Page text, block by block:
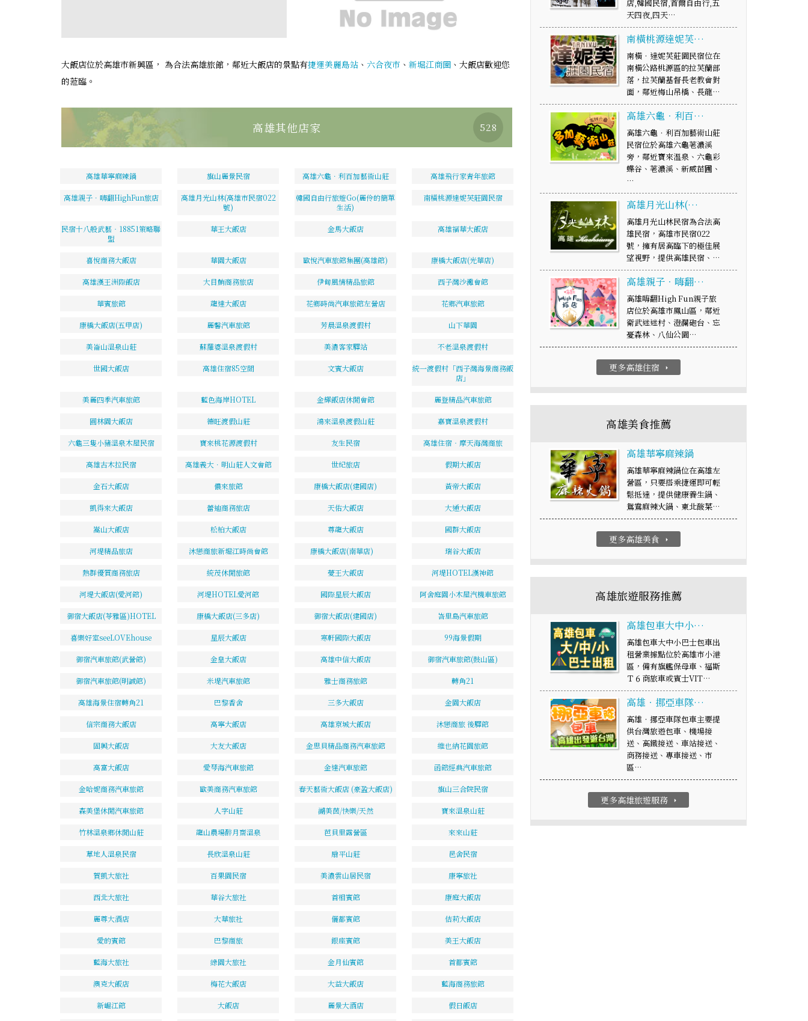
大飯店位於高雄市新興區， 為合法高雄旅館，鄰近大飯店的景點有捷運美麗島站 、 六合夜市 、 新堀江商圈 、大飯店歡迎您
的蒞臨。
高雄其他店家 528
高雄華寧麻辣鍋 旗山麗景民宿 高雄六龜．利百加藝術山莊 高雄飛行家青年旅館
高雄親子．嗨翻HighFun旅店
高雄月光山林(高雄市民宿022
號)
韓國自由行旅遊Go(麗伶的簡單
生活)
南橫桃源達妮芙莊園民宿
民宿十八般武藝‧18851策略聯
盟
華王大飯店 金馬大飯店 高雄福華大飯店
喜悅商務大飯店 華園大飯店 歐悅汽車旅館集團(高雄館) 康橋大飯店(光華店)
高雄漢王洲際飯店 大目鮪商務旅店 伊甸風情精品旅館 西子灣沙灘會館
華賓旅館 龍達大飯店 花鄉時尚汽車旅館左營店 花鄉汽車旅館
康橋大飯店(五甲店) 麗馨汽車旅館 芳晨溫泉渡假村 山下華園
美崙山溫泉山莊 蘇羅婆溫泉渡假村 美濃客家驛站 不老溫泉渡假村
世國大飯店 高雄住宿85空間 文賓大飯店
統一渡假村「西子灣海景商務飯
店」
美麗四季汽車旅館 藍色海岸HOTEL 金輝飯店休閒會館 麗登精品汽車旅館
圓林園大飯店 德旺渡假山莊 鴻來溫泉渡假山莊 嘉寶溫泉渡假村
六龜三隻小豬溫泉木屋民宿 寶來桃花源渡假村 友生民宿 高雄住宿‧摩天海灣商旅
高雄古木拉民宿 高雄義大．明山莊人文會館 世紀旅店 假期大飯店
金石大飯店 儂來旅館 康橋大飯店(建國店) 黃帝大飯店
凱得來大飯店 蕾迪商務旅店 天佑大飯店 大通大飯店
嵩山大飯店 松柏大飯店 尊龍大飯店 國群大飯店
河堤精品旅店 沐戀商旅新堀江時尚會館 康橋大飯店(南華店) 瑞谷大飯店
熱群優質商務旅店 統茂休閒旅館 薆王大飯店 河堤HOTEL漢神館
河堤大飯店(愛河館) 河堤HOTEL愛河館 國際星辰大飯店 阿舍庭園小木屋汽機車旅館
御宿大飯店(苓雅區)HOTEL 康橋大飯店(三多店) 御宿大飯店(建國店) 峇里島汽車旅館
喜樂好室seeLOVEhouse 星辰大飯店 寒軒國際大飯店 99海景假期
御宿汽車旅館(武營館) 金皇大飯店 高雄中信大飯店 御宿汽車旅館(鼓山區)
御宿汽車旅館(明誠館) 米堤汽車旅館 雅士商務旅館 轉角21
高雄海景住宿轉角21 巴黎香舍 三多大飯店 金園大飯店
信宗商務大飯店 高寧大飯店 高雄京城大飯店 沐戀商旅 後驛館
固興大飯店 大友大飯店 金思貝精品商務汽車旅館 維也納花園旅館
高富大飯店 愛琴海汽車旅館 金達汽車旅館 函館經典汽車旅館
金哈妮商務汽車旅館 歐美商務汽車旅館 春天藝術大飯店 (豪盈大飯店) 旗山三合院民宿
森美堡休閒汽車旅館 人字山莊 湖美茵/快樂/天然 寶來溫泉山莊
竹林溫泉鄉休閒山莊 龍山農場醉月齋溫泉 芭貝里露營區 來來山莊
草地人溫泉民宿 長欣溫泉山莊 扇平山莊 邑舍民宿
賀凱大旅社 百果園民宿 美濃雲山居民宿 康寧旅社
西北大旅社 華谷大旅社 首相賓館 康庭大飯店
麗尊大酒店 大華旅社 儷都賓館 佶莉大飯店
愛的賓館 巴黎商旅 銀座賓館 美王大飯店
藍海大旅社 綠園大旅社 金月仙賓館 首都賓館
澳克大飯店 梅花大飯店 大益大飯店 藍海商務旅館
新崛江館 大飯店 麗景大酒店 假日飯店
店,韓國民宿,首爾自由行,五
天四夜,四天…
南橫桃源達妮芙…
南橫‧達妮芙莊園民宿位在
南橫公路桃源區的拉芙蘭部
落，拉芙蘭基督長老教會對
面，鄰近梅山吊橋、長龍…
高雄六龜．利百…
高雄六龜．利百加藝術山莊
民宿位於高雄六龜荖濃溪
旁，鄰近寶來溫泉、六龜彩
蝶谷、荖濃溪、新威苗圃、
…
高雄月光山林(…
高雄月光山林民宿為合法高
雄民宿，高雄市民宿022
號，擁有居高臨下的極佳展
望視野，提供高雄民宿、…
高雄親子．嗨翻…
高雄嗨翻High Fun親子旅
店位於高雄市鳳山區，鄰近
衛武迷迷村、澄瀾砲台、忘
憂森林、八仙公園…
更多高雄住宿 arrow_right
高雄美食推薦
高雄華寧麻辣鍋
高雄華寧麻辣鍋位在高雄左
營區，只要搭乘捷運即可輕
鬆抵達，提供健康養生鍋、
鴛鴦麻辣火鍋、東北酸菜…
更多高雄美食 arrow_right
高雄旅遊服務推薦
高雄包車大中小…
高雄包車大中小巴士包車出
租營業據點位於高雄市小港
區，備有旗艦保母車、福斯
Ｔ６商旅車或賓士VIT…
高雄‧挪亞車隊…
高雄‧挪亞車隊包車主要提
供台灣旅遊包車、機場接
送、高鐵接送、車站接送、
商務接送、專車接送、市
區…
更多高雄旅遊服務 arrow_right